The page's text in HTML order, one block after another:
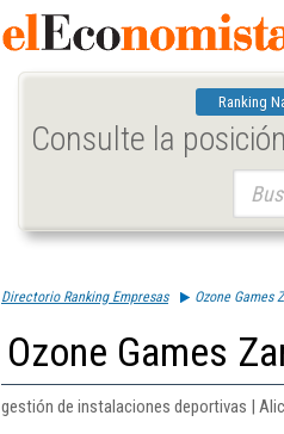
Ranking
Consulte la
Directorio Ranking Empresas Ozone Games
Ozone Games
gestión de instalaciones deportivas |